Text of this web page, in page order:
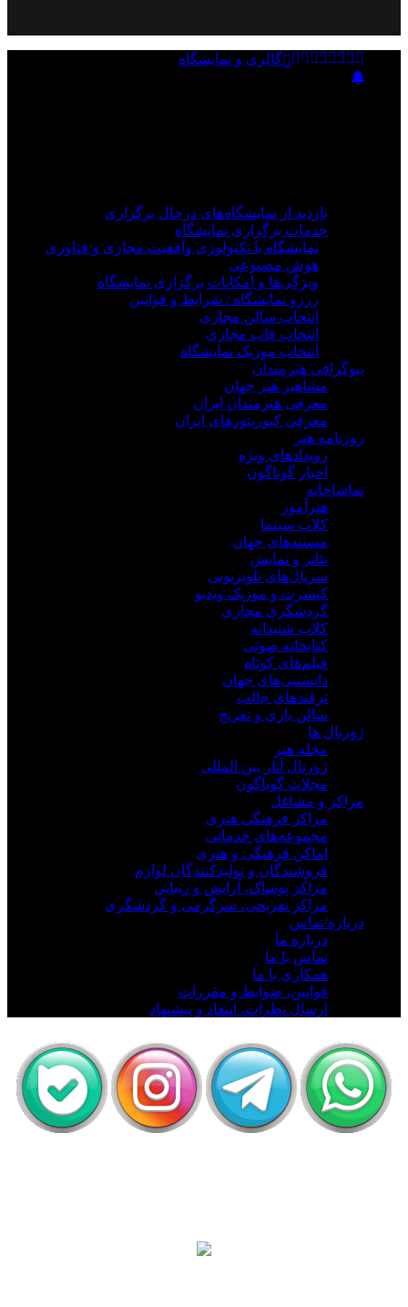
گالری و نمایشگاه
بازدید از نمایشگاه‌های درحال برگزاری
خدمات برگزاری نمایشگاه
نمایشگاه با تکنولوژی واقعیت مجازی و فناوری
هوش مصنوعی
ویژگی‌ها و امکانات برگزاری نمایشگاه
رزرو نمایشگاه / شرایط و قوانین
انتخاب سالن مجازی
انتخاب قاب مجازی
انتخاب موزیک نمایشگاه
بیوگرافی هنرمندان
مشاهیر هنر جهان
معرفی هنرمندان ایران
معرفی کیوریتورهای ایران
روزنامه هنر
رویدادهای ویژه
اخبار گوناگون
تماشاخانه
هنرآموز
کلاب سینما
مستندهای جهان
تئاتر و نمایش
سریال‌های تلویزیونی
کنسرت و موزیک ویدیو
گردشگری مجازی
کلاب شنیدانه
کتابخانه صوتی
فیلم‌های کوتاه
دانستنی‌های جهان
ترفندهای جالب
سالن بازی و تفریح
ژورنال ها
مجله هنر
ژورنال آثار بین المللی
مجلات گوناگون
مراکز و مشاغل
مراکز فرهنگی هنری
مجموعه‌های خدماتی
اماکن فرهنگی و هنری
فروشندگان و تولیدکنندگان لوازم
مراکز پوشاک، آرایش و زیبایی
مراکز تفریحی، سرگرمی و گردشگری
درباره/تماس
درباره ما
تماس با ما
همکاری با ما
قوانین، ضوابط و مقررات
ارسال نظرات، انتقاد و پیشنهاد